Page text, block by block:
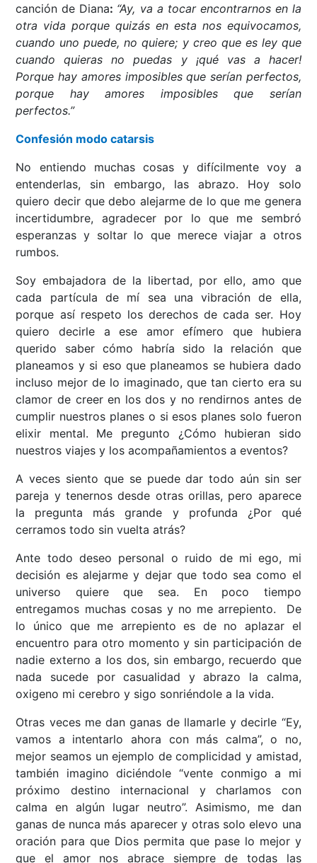
canción de Diana: “Ay, va a tocar encontrarnos en la
otra vida porque quizás en esta nos equivocamos,
cuando uno puede, no quiere; y creo que es ley que
cuando quieras no puedas y ¡qué vas a hacer!
Porque hay amores imposibles que serían perfectos,
porque hay amores imposibles que serían
perfectos.”
Confesión modo catarsis
No entiendo muchas cosas y difícilmente voy a
entenderlas, sin embargo, las abrazo. Hoy solo
quiero decir que debo alejarme de lo que me genera
incertidumbre, agradecer por lo que me sembró
esperanzas y soltar lo que merece viajar a otros
rumbos.
Soy embajadora de la libertad, por ello, amo que
cada partícula de mí sea una vibración de ella,
porque así respeto los derechos de cada ser. Hoy
quiero decirle a ese amor efímero que hubiera
querido saber cómo habría sido la relación que
planeamos y si eso que planeamos se hubiera dado
incluso mejor de lo imaginado, que tan cierto era su
clamor de creer en los dos y no rendirnos antes de
cumplir nuestros planes o si esos planes solo fueron
elixir mental. Me pregunto ¿Cómo hubieran sido
nuestros viajes y los acompañamientos a eventos?
A veces siento que se puede dar todo aún sin ser
pareja y tenernos desde otras orillas, pero aparece
la pregunta más grande y profunda ¿Por qué
cerramos todo sin vuelta atrás?
Ante todo deseo personal o ruido de mi ego, mi
decisión es alejarme y dejar que todo sea como el
universo quiere que sea. En poco tiempo
entregamos muchas cosas y no me arrepiento. De
lo único que me arrepiento es de no aplazar el
encuentro para otro momento y sin participación de
nadie externo a los dos, sin embargo, recuerdo que
nada sucede por casualidad y abrazo la calma,
oxigeno mi cerebro y sigo sonriéndole a la vida.
Otras veces me dan ganas de llamarle y decirle “Ey,
vamos a intentarlo ahora con más calma”, o no,
mejor seamos un ejemplo de complicidad y amistad,
también imagino diciéndole “vente conmigo a mi
próximo destino internacional y charlamos con
calma en algún lugar neutro”. Asimismo, me dan
ganas de nunca más aparecer y otras solo elevo una
oración para que Dios permita que pase lo mejor y
que el amor nos abrace siempre de todas las